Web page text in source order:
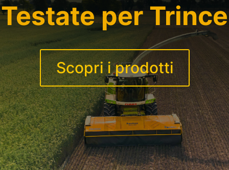
Testate per Trince
Scopri i prodotti